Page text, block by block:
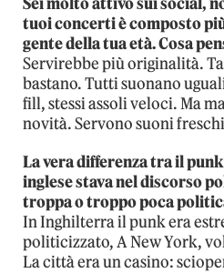
Sei molto attivo sui social,
tuoi concerti è composto
gente della tua età. Cosa
Servirebbe più originalità.
bastano. Tutti suonano
fill, stessi assoli veloci. Ma
novità. Servono suoni
La vera differenza tra il
inglese stava nel discorso
troppa o troppo poca
In Inghilterra il punk era
politicizzato, A New York,
La città era un casino: